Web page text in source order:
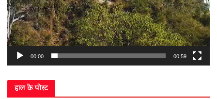
00:00 00:59
हाल के पोस्ट